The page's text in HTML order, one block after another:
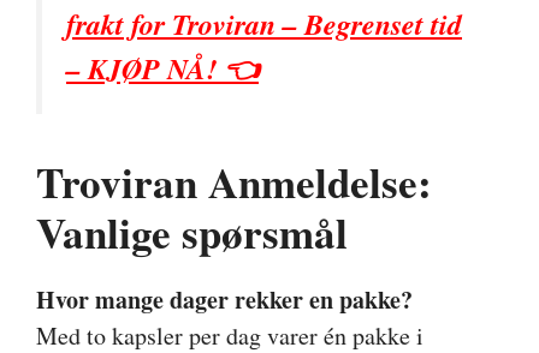
frakt for Troviran – Begrenset tid
– KJØP NÅ! 👈
Troviran Anmeldelse:
Vanlige spørsmål
Hvor mange dager rekker en pakke?
Med to kapsler per dag varer én pakke i